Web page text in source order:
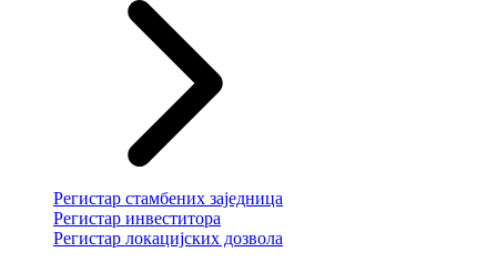
Регистар стамбених заједница
Регистар инвеститора
Регистар локацијских дозвола